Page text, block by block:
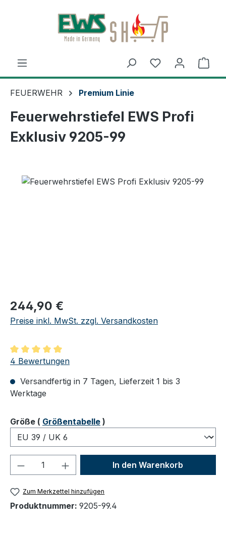
Zum Hauptinhalt springen
FEUERWEHR Premium Linie
Feuerwehrstiefel EWS Profi
Exklusiv 9205-99
Regulärer Preis:
244,90 €
Preise inkl. MwSt. zzgl. Versandkosten
Durchschnittliche Bewertung von 5 von 5 Sternen
4 Bewertungen
Versandfertig in 7 Tagen, Lieferzeit 1 bis 3
Werktage
Größeauswählen
( Größentabelle )
Produkt Anzahl: Gib denIn den Warenkorb
Zum Merkzettel hinzufügen
Produktnummer: 9205-99.4